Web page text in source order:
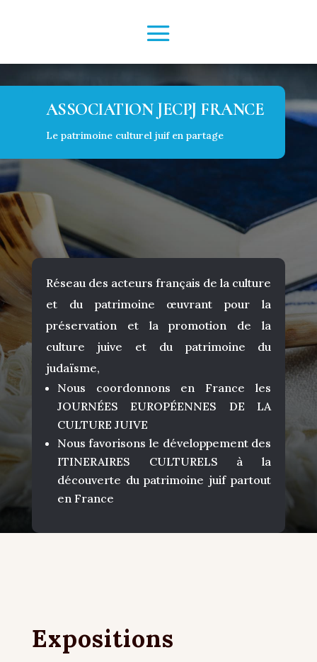
ASSOCIATION JECPJ FRANCE
Le patrimoine culturel juif en partage
Réseau des acteurs français de la culture
et du patrimoine œuvrant pour la
préservation et la promotion de la
culture juive et du patrimoine du
judaïsme,
Nous coordonnons en France les
JOURNÉES EUROPÉENNES DE LA
CULTURE JUIVE
Nous favorisons le développement des
ITINERAIRES CULTURELS à la
découverte du patrimoine juif partout
en France
Expositions